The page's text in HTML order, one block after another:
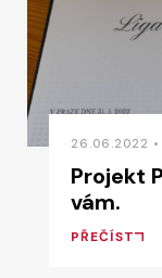
26.06.2022 •
Projekt
vám.
PŘEČÍST